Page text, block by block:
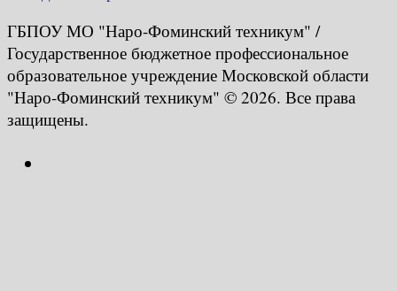
ГБПОУ МО "Наро-Фоминский техникум" /
Государственное бюджетное профессиональное
образовательное учреждение Московской области
"Наро-Фоминский техникум" © 2026. Все права
защищены.